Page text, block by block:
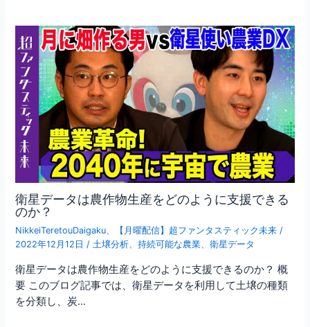
衛星データは農作物生産をどのように支援できる
のか？
NikkeiTeretouDaigaku、 【月曜配信】超ファンタスティック未来 /
2022年12月12日 /土壌分析、持続可能な農業、衛星データ
衛星データは農作物生産をどのように支援できるのか？ 概
要 このブログ記事では、衛星データを利用して土壌の種類
を分類し、炭…